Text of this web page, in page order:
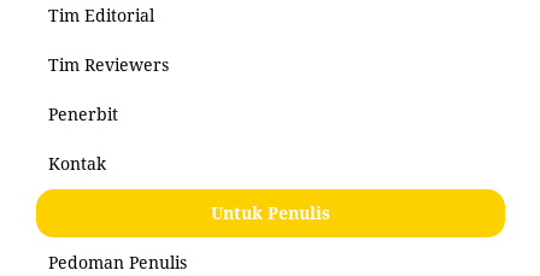
Tim Editorial
Tim Reviewers
Penerbit
Kontak
Untuk Penulis
Pedoman Penulis